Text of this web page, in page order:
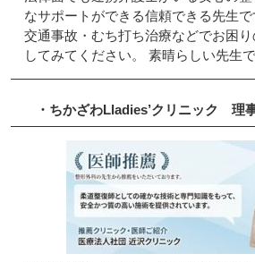
なサポートができる信頼できる先生で
交通事故・むち打ち治療などでお困
してみてください。 素晴らしい先生
・ちかざわLladies’クリニック 理